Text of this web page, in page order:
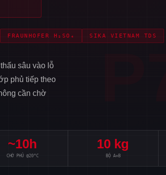
FRAUNHOFER H₂SO₄ SIKA VIETNAM TDS
sâu vào lỗ
phủ tiếp theo
cần chờ
~10h
CHỜ PHỦ @20°C
10 kg
BỘ A+B